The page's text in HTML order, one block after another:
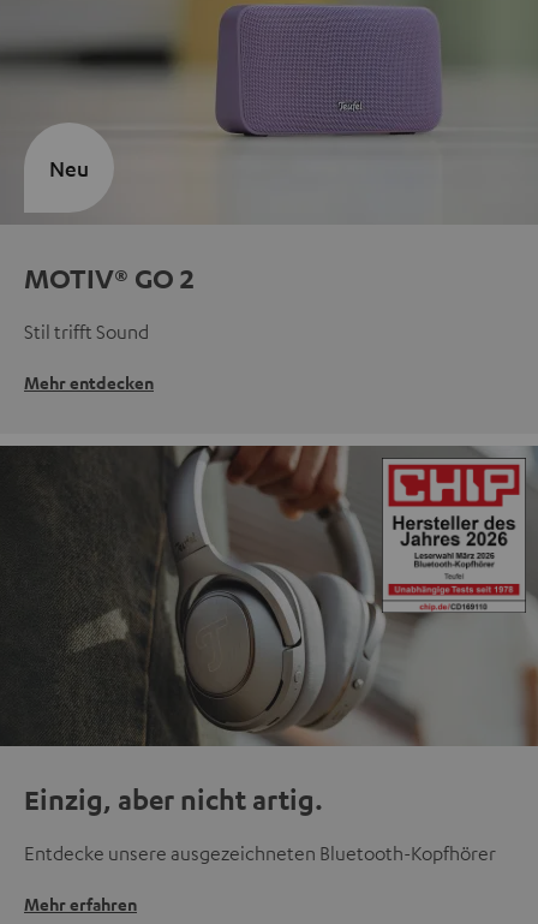
MOTIV® GO 2
Stil trifft Sound
Mehr entdecken
Neu
Einzig, aber nicht artig.
Entdecke unsere ausgezeichneten Bluetooth-Kopfhörer
Mehr erfahren